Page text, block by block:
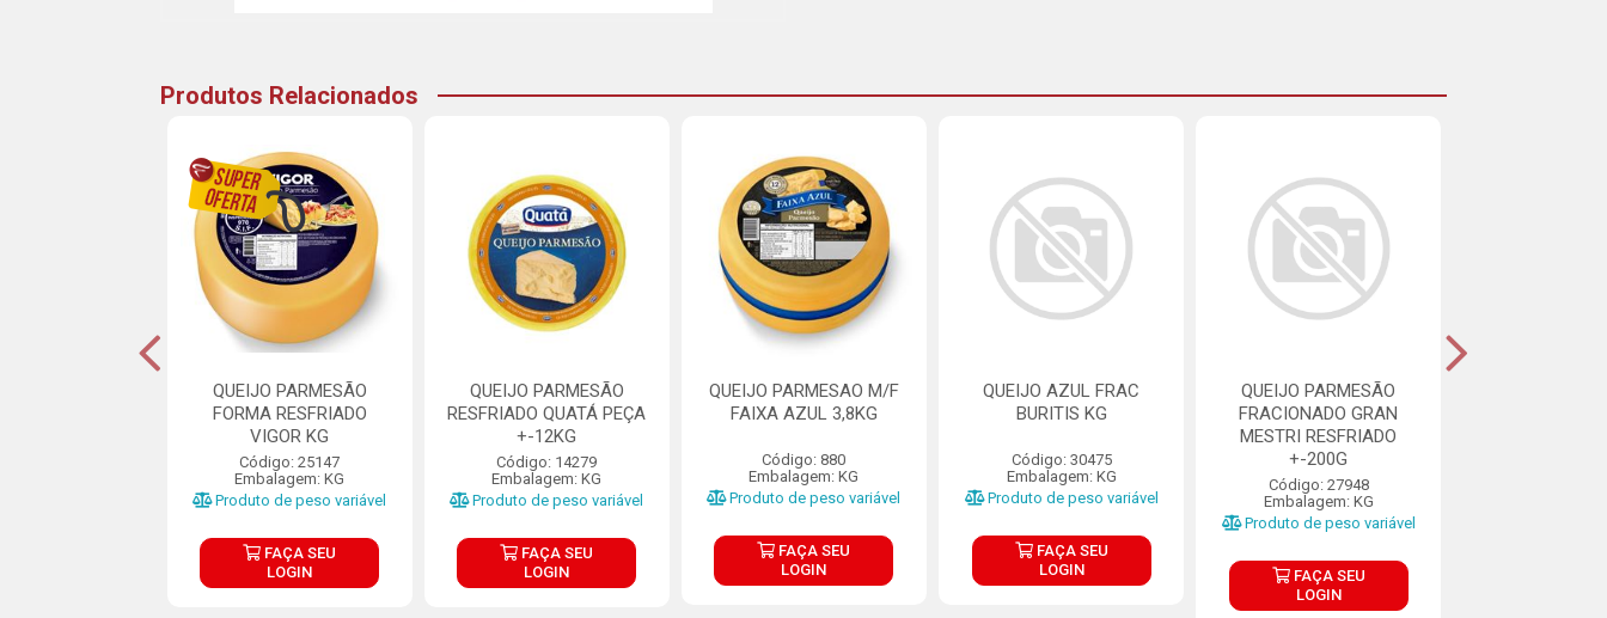
Produtos Relacionados
QUEIJO PARMESÃO
FORMA RESFRIADO
VIGOR KG
Código: 25147
Embalagem: KG
Produto de peso variável
FAÇA SEU
LOGIN
QUEIJO PARMESÃO
RESFRIADO QUATÁ PEÇA
+-12KG
Código: 14279
Embalagem: KG
Produto de peso variável
FAÇA SEU
LOGIN
QUEIJO PARMESAO M/F
FAIXA AZUL 3,8KG
Código: 880
Embalagem: KG
Produto de peso variável
FAÇA SEU
LOGIN
QUEIJO AZUL FRAC
BURITIS KG
Código: 30475
Embalagem: KG
Produto de peso variável
FAÇA SEU
LOGIN
QUEIJO PARMESÃO
FRACIONADO GRAN
MESTRI RESFRIADO
+-200G
Código: 27948
Embalagem: KG
Produto de peso variável
FAÇA SEU
LOGIN